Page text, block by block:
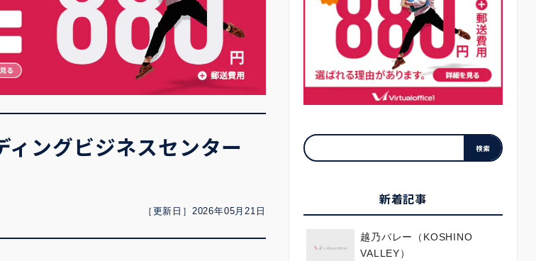
ィングビジネスセンター
［更新日］2026年05月21日
新着記事
越乃バレー（KOSHINO
VALLEY）